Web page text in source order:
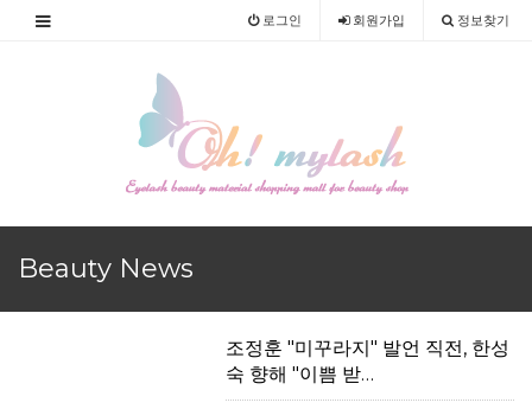
로그인 회원가입 정보찾기
Beauty News
조정훈 "미꾸라지" 발언 직전, 한성
숙 향해 "이쁨 받…